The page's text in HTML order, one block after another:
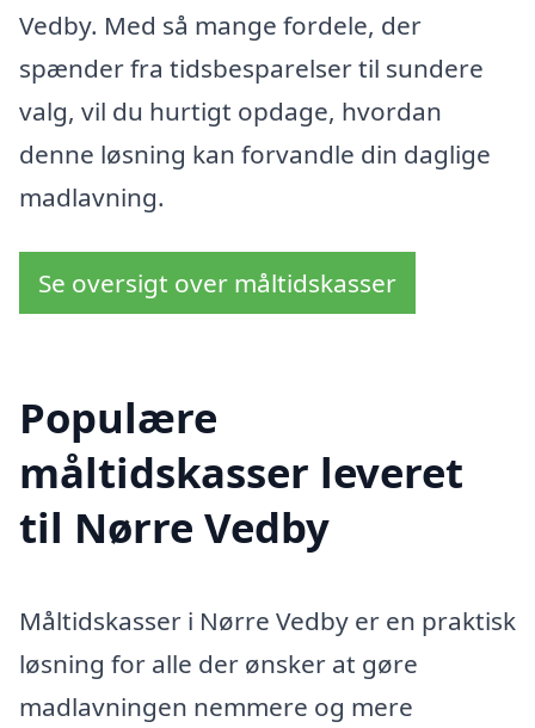
Vedby. Med så mange fordele, der
spænder fra tidsbesparelser til sundere
valg, vil du hurtigt opdage, hvordan
denne løsning kan forvandle din daglige
madlavning.
Se oversigt over måltidskasser
Populære
måltidskasser leveret
til Nørre Vedby
Måltidskasser i Nørre Vedby er en praktisk
løsning for alle der ønsker at gøre
madlavningen nemmere og mere